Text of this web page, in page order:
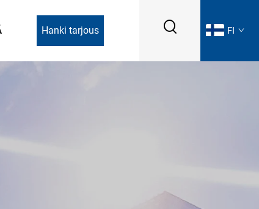
Hanki tarjous FI